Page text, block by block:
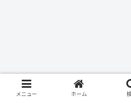
メニュー ホーム